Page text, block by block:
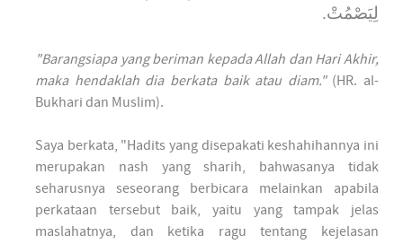
لِيَصْمُتْ.
"Barangsiapa yang beriman kepada Allah dan Hari Akhir,
maka hendaklah dia berkata baik atau diam."(HR. al-
Bukhari dan Muslim).
Saya berkata, "Hadits yang disepakati keshahihannya ini
merupakan nash yang sharih, bahwasanya tidak
seharusnya seseorang berbicara melainkan apabila
perkataan tersebut baik, yaitu yang tampak jelas
maslahatnya, dan ketika ragu tentang kejelasan